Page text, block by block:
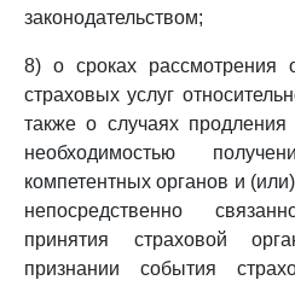
законодательством;
8) о сроках рассмотрения
страховых услуг
также о случаях
необходимостью
компетентных органов и
непосредственно
принятия страховой
признании события